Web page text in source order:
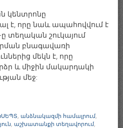
կենտրոնը
է, որը նաև ապահովվում է
տեղական շուկայում
բնագավառի
մեկն է, որը
և միջին մակարդակի
մեջ:
, անձնակազմի համալրում,
, աշխատանքի տեղավորում,